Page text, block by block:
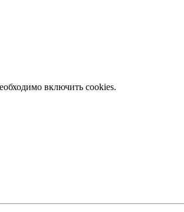
включить cookies.